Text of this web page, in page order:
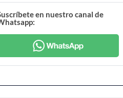
en nuestro canal de